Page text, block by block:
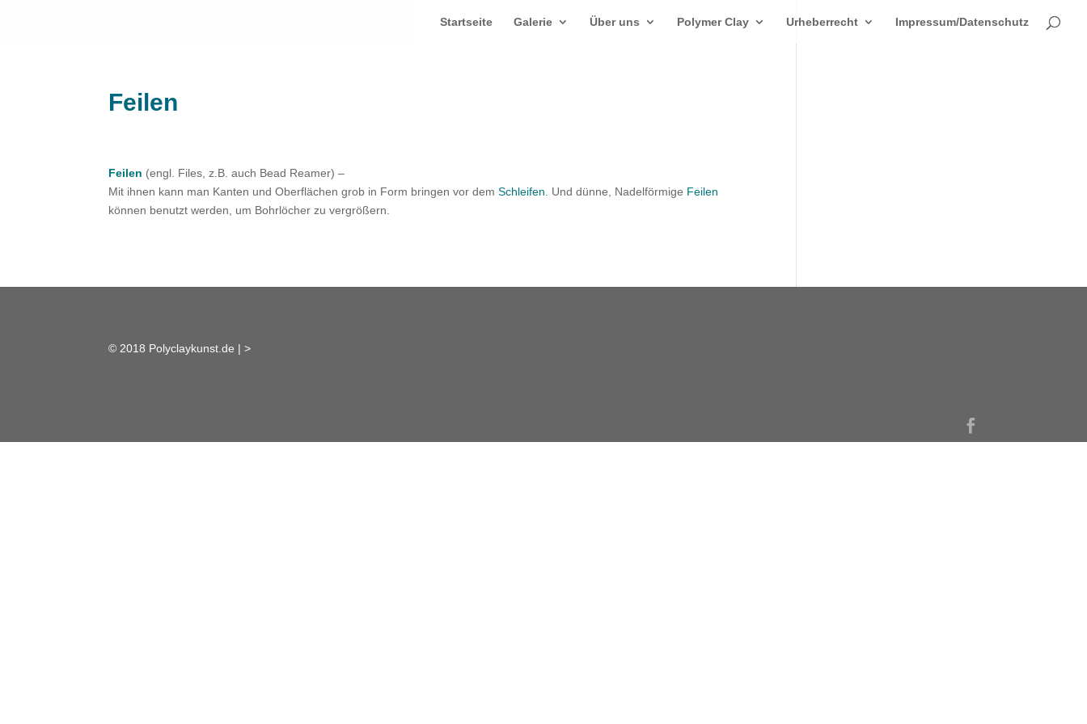
Startseite Galerie Über uns Polymer Clay Urheberrecht Impressum/Datenschutz
Feilen
Feilen (engl. Files, z.B. auch Bead Reamer) –
Mit ihnen kann man Kanten und Oberflächen grob in Form bringen vor demSchleifen . Und dünne, Nadelförmige Feilen
können benutzt werden, um Bohrlöcher zu vergrößern.
© 2018 Polyclaykunst.de |>